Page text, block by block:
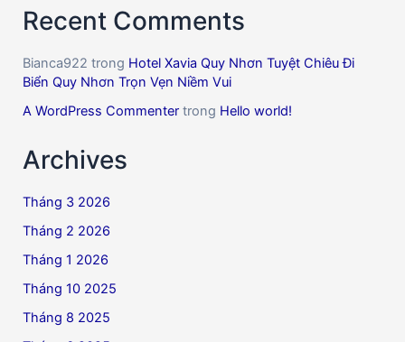
Recent Comments
Bianca922 trong Hotel Xavia Quy Nhơn Tuyệt Chiêu Đi
Biển Quy Nhơn Trọn Vẹn Niềm Vui
A WordPress Commenter trong Hello world!
Archives
Tháng 3 2026
Tháng 2 2026
Tháng 1 2026
Tháng 10 2025
Tháng 8 2025